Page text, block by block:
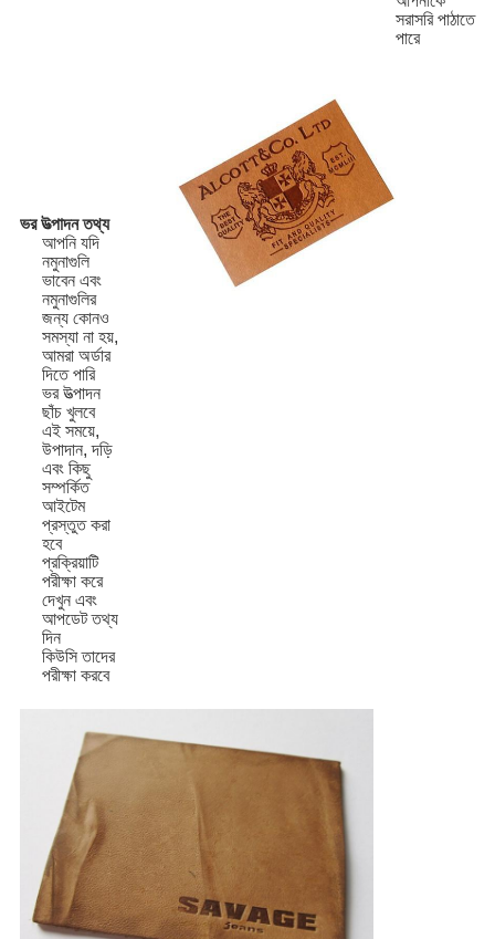
সরাসরি পাঠাতে
পারে
ভর উত্পাদন তথ্য
আপনি যদি
নমুনাগুলি
ভাবেন এবং
নমুনাগুলির
জন্য কোনও
সমস্যা না হয়,
আমরা অর্ডার
দিতে পারি
ভর উত্পাদন
ছাঁচ খুলবে
এই সময়ে,
উপাদান, দড়ি
এবং কিছু
সম্পর্কিত
আইটেম
প্রস্তুত করা
হবে
প্রক্রিয়াটি
পরীক্ষা করে
দেখুন এবং
আপডেট তথ্য
দিন
কিউসি তাদের
পরীক্ষা করবে